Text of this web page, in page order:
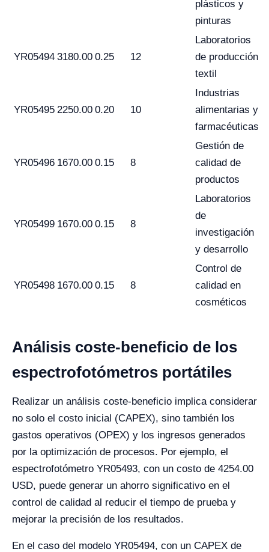
plásticos y
pinturas
YR05494 3180.00 0.25 12
Laboratorios
de producción
textil
YR05495 2250.00 0.20 10
Industrias
alimentarias y
farmacéuticas
YR05496 1670.00 0.15 8
Gestión de
calidad de
productos
YR05499 1670.00 0.15 8
Laboratorios
de
investigación
y desarrollo
YR05498 1670.00 0.15 8
Control de
calidad en
cosméticos
Análisis coste-beneficio de los
espectrofotómetros portátiles
Realizar un análisis coste-beneficio implica considerar
no solo el costo inicial (CAPEX), sino también los
gastos operativos (OPEX) y los ingresos generados
por la optimización de procesos. Por ejemplo, el
espectrofotómetro YR05493, con un costo de 4254.00
USD, puede generar un ahorro significativo en el
control de calidad al reducir el tiempo de prueba y
mejorar la precisión de los resultados.
En el caso del modelo YR05494, con un CAPEX de